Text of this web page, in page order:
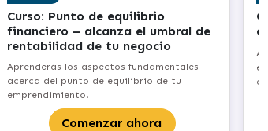
Curso: Punto de equilibrio
financiero – alcanza el umbral de
rentabilidad de tu negocio
Aprenderás los aspectos fundamentales
acerca del punto de equilibrio de tu
emprendimiento.
Comenzar ahora